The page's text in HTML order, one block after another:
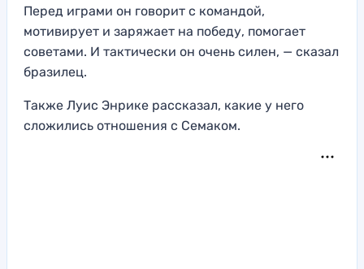
Перед играми он говорит с командой,
мотивирует и заряжает на победу, помогает
советами. И тактически он очень силен, — сказал
бразилец.
Также Луис Энрике рассказал, какие у него
сложились отношения с Семаком.